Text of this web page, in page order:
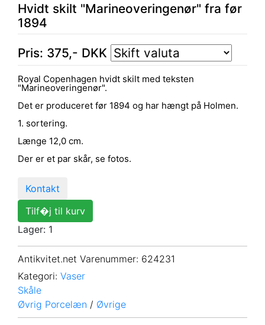
Hvidt skilt "Marineoveringenør" fra før
1894
Pris: 375,- DKK
Royal Copenhagen hvidt skilt med teksten
"Marineoveringenør".
Det er produceret før 1894 og har hængt på Holmen.
1. sortering.
Længe 12,0 cm.
Der er et par skår, se fotos.
Kontakt
Tilf�j til kurv
Lager: 1
Antikvitet.net Varenummer: 624231
Kategori: Vaser
Skåle
Øvrig Porcelæn / Øvrige